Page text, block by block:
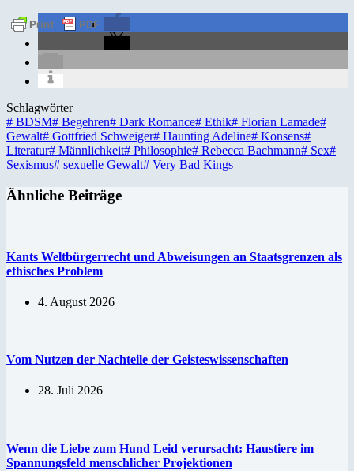
Schlagwörter
# BDSM# Begehren# Dark Romance# Ethik# Florian Lamade#
Gewalt# Gottfried Schweiger# Haunting Adeline# Konsens#
Literatur# Männlichkeit# Philosophie# Rebecca Bachmann# Sex#
Sexismus# sexuelle Gewalt# Very Bad Kings
Ähnliche Beiträge
Kants Weltbürgerrecht und Abweisungen an Staatsgrenzen als
ethisches Problem
4. August 2026
Vom Nutzen der Nachteile der Geisteswissenschaften
28. Juli 2026
Wenn die Liebe zum Hund Leid verursacht: Haustiere im
Spannungsfeld menschlicher Projektionen